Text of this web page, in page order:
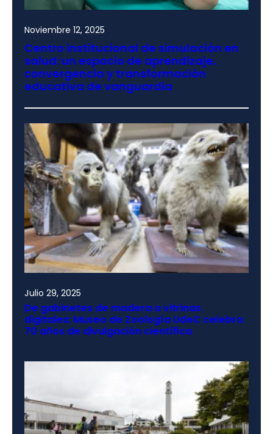
Noviembre 12, 2025
Centro institucional de simulación en
salud: un espacio de aprendizaje,
convergencia y transformación
educativa de vanguardia
Julio 29, 2025
De gabinetes de madera a vitrinas
digitales: Museo de Zoología UdeC celebra
70 años de divulgación científica